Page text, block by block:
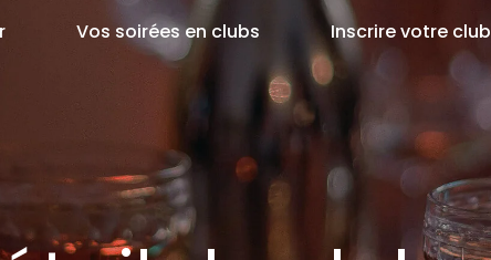
Vos soirées en clubs Inscrire votre club